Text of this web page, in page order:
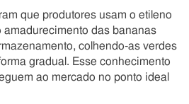
que produtores usam o etileno
amadurecimento das bananas
colhendo-as verdes
gradual. Esse conhecimento
ao mercado no ponto ideal